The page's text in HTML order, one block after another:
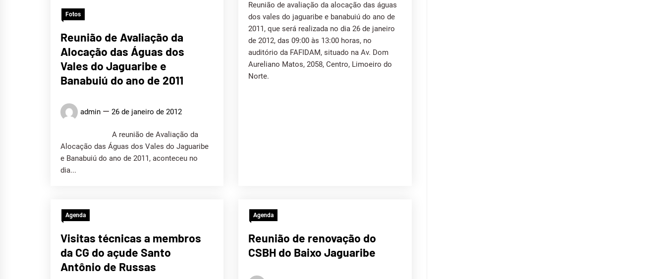
Fotos
Reunião de Avaliação da
Alocação das Águas dos
Vales do Jaguaribe e
Banabuiú do ano de 2011
admin 26 de janeiro de 2012
A reunião de Avaliação da
Alocação das Águas dos Vales do Jaguaribe
e Banabuiú do ano de 2011, aconteceu no
dia...
Reunião de avaliação da alocação das águas
dos vales do jaguaribe e banabuiú do ano de
2011, que será realizada no dia 26 de janeiro
de 2012, das 09:00 às 13:00 horas, no
auditório da FAFIDAM, situado na Av. Dom
Aureliano Matos, 2058, Centro, Limoeiro do
Norte.
Agenda
Visitas técnicas a membros
da CG do açude Santo
Antônio de Russas
Agenda
Reunião de renovação do
CSBH do Baixo Jaguaribe